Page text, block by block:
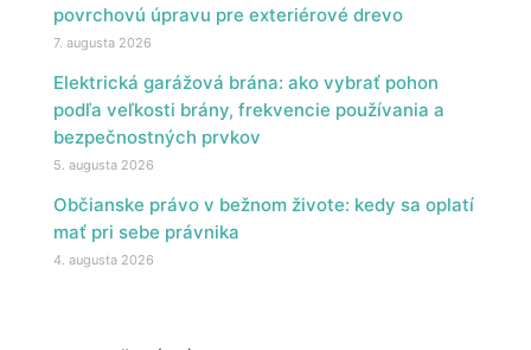
povrchovú úpravu pre exteriérové drevo
7. augusta 2026
Elektrická garážová brána: ako vybrať pohon
podľa veľkosti brány, frekvencie používania a
bezpečnostných prvkov
5. augusta 2026
Občianske právo v bežnom živote: kedy sa oplatí
mať pri sebe právnika
4. augusta 2026